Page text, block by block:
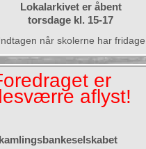
Lokalarkivet er åbent
torsdage kl. 15-17
når skolerne har fridage.
er
aflyst!